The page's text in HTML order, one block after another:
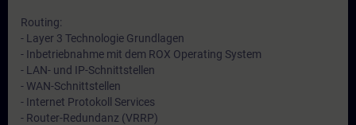
Routing:
- Layer 3 Technologie Grundlagen
- Inbetriebnahme mit dem ROX Operating System
- LAN- und IP-Schnittstellen
- WAN-Schnittstellen
- Internet Protokoll Services
- Router-Redundanz (VRRP)